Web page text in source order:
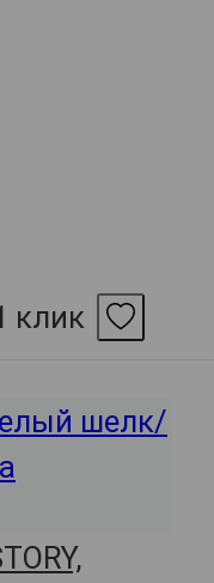
клик